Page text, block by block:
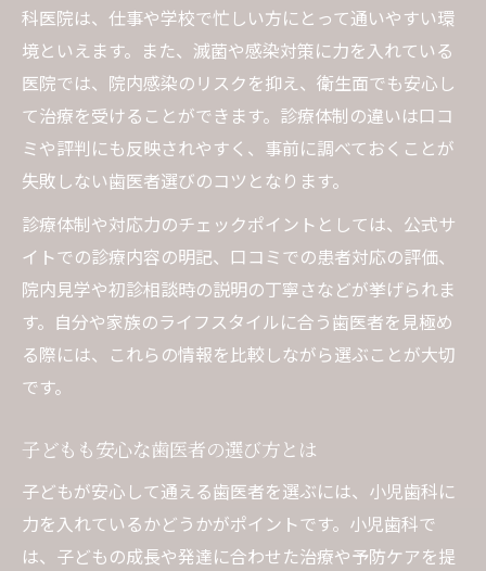
科医院は、仕事や学校で忙しい方にとって通いやすい環
境といえます。また、滅菌や感染対策に力を入れている
医院では、院内感染のリスクを抑え、衛生面でも安心し
て治療を受けることができます。診療体制の違いは口コ
ミや評判にも反映されやすく、事前に調べておくことが
失敗しない歯医者選びのコツとなります。
診療体制や対応力のチェックポイントとしては、公式サ
イトでの診療内容の明記、口コミでの患者対応の評価、
院内見学や初診相談時の説明の丁寧さなどが挙げられま
す。自分や家族のライフスタイルに合う歯医者を見極め
る際には、これらの情報を比較しながら選ぶことが大切
です。
子どもも安心な歯医者の選び方とは
子どもが安心して通える歯医者を選ぶには、小児歯科に
力を入れているかどうかがポイントです。小児歯科で
は、子どもの成長や発達に合わせた治療や予防ケアを提